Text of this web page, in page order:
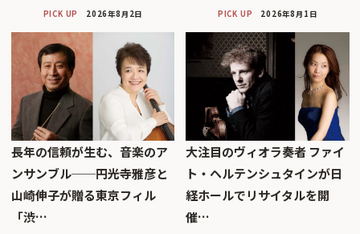
PICK UP 2026年8月2日 PICK UP 2026年8月1日
長年の信頼が生む、音楽のア
ンサンブル──円光寺雅彦と
山崎伸子が贈る東京フィル
「渋…
大注目のヴィオラ奏者 ファイ
ト・ヘルテンシュタインが日
経ホールでリサイタルを開
催…